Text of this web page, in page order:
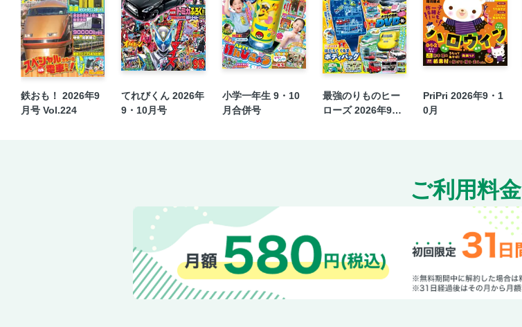
鉄おも！ 2026年9
月号 Vol.224
てれびくん 2026年
9・10月号
小学一年生 9・10
月合併号
最強のりものヒー
ローズ 2026年9月
PriPri 2026年9・1
0月
ご利用料金